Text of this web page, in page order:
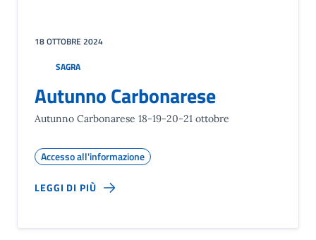
18 OTTOBRE 2024
SAGRA
Autunno Carbonarese
Autunno Carbonarese 18-19-20-21 ottobre
Accesso all'informazione
LEGGI DI PIÙ